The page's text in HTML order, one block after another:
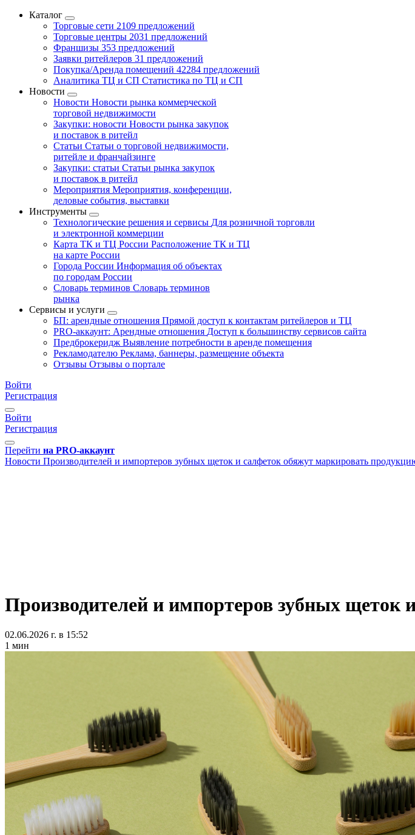
Каталог
Торговые сети 2109 предложений
Торговые центры 2031 предложений
Франшизы 353 предложений
Заявки ритейлеров 31 предложений
Покупка/Аренда помещений 42284 предложений
Аналитика ТЦ и СП Статистика по ТЦ и СП
Новости
Новости Новости рынка коммерческой
торговой недвижимости
Закупки: новости Новости рынка закупок
и поставок в ритейл
Статьи Статьи о торговой недвижимости,
ритейле и франчайзинге
Закупки: статьи Статьи рынка закупок
и поставок в ритейл
Мероприятия Мероприятия, конференции,
деловые события, выставки
Инструменты
Технологические решения и сервисы Для розничной торговли
и электронной коммерции
Карта ТК и ТЦ России Расположение ТК и ТЦ
на карте России
Города России Информация об объектах
по городам России
Словарь терминов Словарь терминов
рынка
Сервисы и услуги
БП: арендные отношения Прямой доступ к контактам ритейлеров и ТЦ
PRO-аккаунт: Арендные отношения Доступ к большинству сервисов сайта
Предброкеридж Выявление потребности в аренде помещения
Рекламодателю Реклама, баннеры, размещение объекта
Отзывы Отзывы о портале
Войти
Регистрация
Войти
Регистрация
Перейти на PRO-аккаунт
Новости Производителей и импортеров зубных щеток и салфеток обяжут маркировать
Производителей и импортеров зубных щеток
02.06.2026 г. в 15:52